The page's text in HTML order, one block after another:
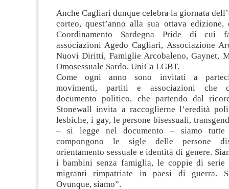
Anche Cagliari dunque celebra la giornata
corteo, quest’anno alla sua ottava edizione,
Coordinamento Sardegna Pride di cui
associazioni Agedo Cagliari, Associazione
Nuovi Diritti, Famiglie Arcobaleno, Gaynet,
Omosessuale Sardo, UniCa LGBT.
Come ogni anno sono invitati a
movimenti, partiti e associazioni che
documento politico, che partendo dal
Stonewall invita a raccoglierne l’eredità
lesbiche, i gay, le persone bisessuali,
– si legge nel documento – siamo
compongono le sigle delle persone
orientamento sessuale e identità di genere.
i bambini senza famiglia, le coppie di serie
migranti rimpatriate in paesi di guerra.
Ovunque, siamo”.